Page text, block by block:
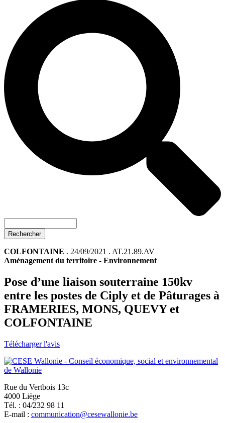
COLFONTAINE . 24/09/2021 . AT.21.89.AV
Aménagement du territoire - Environnement
Pose d’une liaison souterraine 150kv
entre les postes de Ciply et de Pâturages à
FRAMERIES, MONS, QUEVY et
COLFONTAINE
Télécharger l'avis
Rue du Vertbois 13c
4000 Liège
Tél. : 04/232 98 11
E-mail : communication@cesewallonie.be